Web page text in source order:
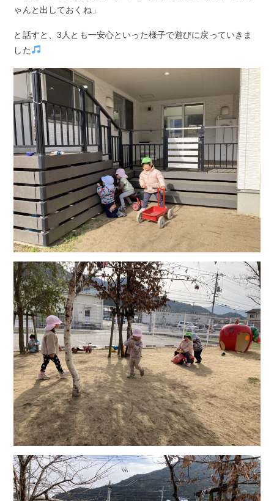
ゃんと出しておくね」
と話すと、3人とも一安心といった様子で遊びに戻っていきま
した